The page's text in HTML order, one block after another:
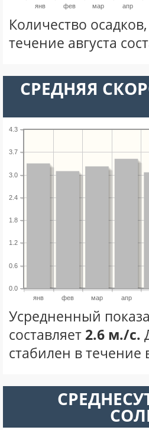
янв фев мар апр
Количество
течение августа
СРЕДНЯЯ
янв фев мар апр
0.0
0.6
1.2
1.8
2.4
3.0
3.7
4.3
Усредненный
составляет 2.6 м./с.
стабилен в течение